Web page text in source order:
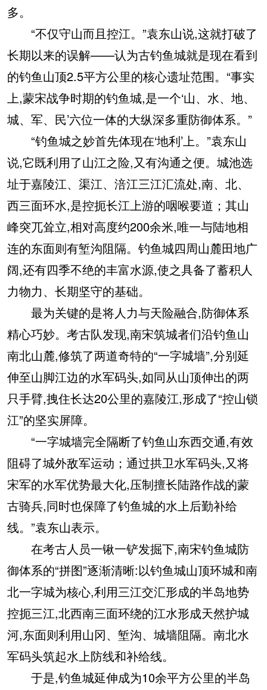
多。
“不仅守山而且控江。”袁东山说,这就打破了
长期以来的误解——认为古钓鱼城就是现在看到
的钓鱼山顶2.5平方公里的核心遗址范围。“事实
上,蒙宋战争时期的钓鱼城,是一个‘山、水、地、
城、军、民’六位一体的大纵深多重防御体系。”
“钓鱼城之妙首先体现在‘地利’上。”袁东山
说,它既利用了山江之险,又有沟通之便。城池选
址于嘉陵江、渠江、涪江三江汇流处,南、北、
西三面环水,是控扼长江上游的咽喉要道；其山
峰突兀耸立,相对高度约200余米,唯一与陆地相
连的东面则有堑沟阻隔。钓鱼城四周山麓田地广
阔,还有四季不绝的丰富水源,使之具备了蓄积人
力物力、长期坚守的基础。
最为关键的是将人力与天险融合,防御体系
精心巧妙。考古队发现,南宋筑城者们沿钓鱼山
南北山麓,修筑了两道奇特的“一字城墙”,分别延
伸至山脚江边的水军码头,如同从山顶伸出的两
只手臂,拽住长达20公里的嘉陵江,形成了“控山锁
江”的坚实屏障。
“一字城墙完全隔断了钓鱼山东西交通,有效
阻碍了城外敌军运动；通过拱卫水军码头,又将
宋军的水军优势最大化,压制擅长陆路作战的蒙
古骑兵,同时也保障了钓鱼城的水上后勤补给
线。”袁东山表示。
在考古人员一锹一铲发掘下,南宋钓鱼城防
御体系的“拼图”逐渐清晰:以钓鱼城山顶环城和南
北一字城为核心,利用三江交汇形成的半岛地势
控扼三江,北西南三面环绕的江水形成天然护城
河,东面则利用山冈、堑沟、城墙阻隔。南北水
军码头筑起水上防线和补给线。
于是,钓鱼城延伸成为10余平方公里的半岛